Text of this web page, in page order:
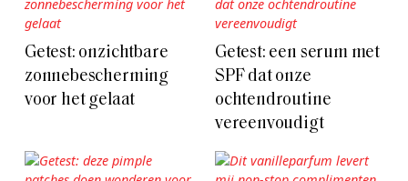
Getest: onzichtbare
zonnebescherming
voor het gelaat
Getest: een serum met
SPF dat onze
ochtendroutine
vereenvoudigt